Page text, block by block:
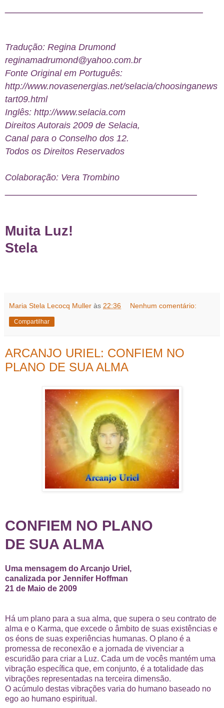
Tradução: Regina Drumond
reginamadrumond@yahoo.com.br
Fonte Original em Português:
http://www.novasenergias.net/selacia/choosinganews
tart09.html
Inglês: http://www.selacia.com
Direitos Autorais 2009 de Selacia,
Canal para o Conselho dos 12.
Todos os Direitos Reservados
Colaboração: Vera Trombino
Muita Luz!
Stela
Maria Stela Lecocq Muller às 22:36 Nenhum comentário:
Compartilhar
ARCANJO URIEL: CONFIEM NO
PLANO DE SUA ALMA
CONFIEM NO PLANO
DE SUA ALMA
Uma mensagem do Arcanjo Uriel,
canalizada por Jennifer Hoffman
21 de Maio de 2009
Há um plano para a sua alma, que supera o seu contrato de
alma e o Karma, que excede o âmbito de suas existências e
os éons de suas experiências humanas. O plano é a
promessa de reconexão e a jornada de vivenciar a
escuridão para criar a Luz. Cada um de vocês mantém uma
vibração específica que, em conjunto, é a totalidade das
vibrações representadas na terceira dimensão.
O acúmulo destas vibrações varia do humano baseado no
ego ao humano espiritual.